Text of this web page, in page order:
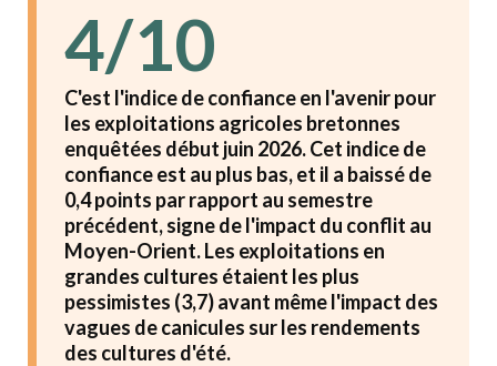
4/10
C'est l'indice de confiance en l'avenir pour
les exploitations agricoles bretonnes
enquêtées début juin 2026. Cet indice de
confiance est au plus bas, et il a baissé de
0,4 points par rapport au semestre
précédent, signe de l'impact du conflit au
Moyen-Orient. Les exploitations en
grandes cultures étaient les plus
pessimistes (3,7) avant même l'impact des
vagues de canicules sur les rendements
des cultures d'été.